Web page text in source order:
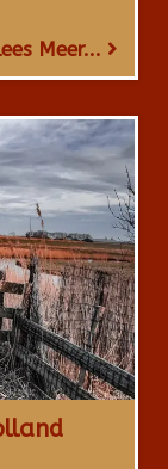
Meer...